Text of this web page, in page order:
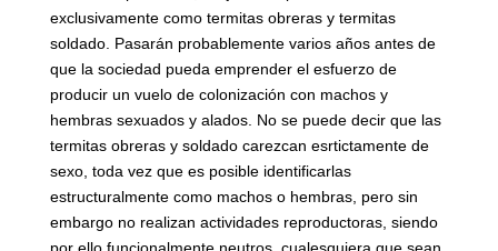
exclusivamente como termitas obreras y termitas
soldado. Pasarán probablemente varios años antes de
que la sociedad pueda emprender el esfuerzo de
producir un vuelo de colonización con machos y
hembras sexuados y alados. No se puede decir que las
termitas obreras y soldado carezcan esrtictamente de
sexo, toda vez que es posible identificarlas
estructuralmente como machos o hembras, pero sin
embargo no realizan actividades reproductoras, siendo